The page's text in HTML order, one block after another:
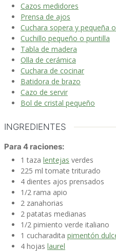
Cazos medidores
Prensa de ajos
Cuchara sopera y pequeña
Cuchillo pequeño o puntilla
Tabla de madera
Olla de cerámica
Cuchara de cocinar
Batidora de brazo
Cazo de servir
Bol de cristal pequeño
INGREDIENTES
Para 4 raciones:
1 taza lentejas verdes
225 ml tomate triturado
4 dientes ajos prensados
1/2 rama apio
2 zanahorias
2 patatas medianas
1/2 pimiento verde italiano
1 cucharadita pimentón
4 hojas laurel